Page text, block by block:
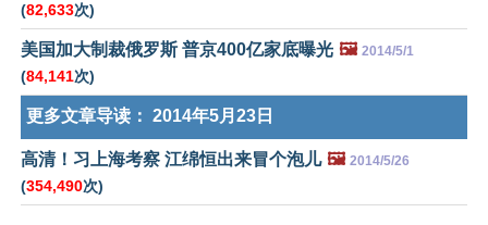
(82,633次)
美国加大制裁俄罗斯 普京400亿家底曝光 🖼️ 2014/5/1
(84,141次)
更多文章导读： 2014年5月23日
高清！习上海考察 江绵恒出来冒个泡儿 🖼️ 2014/5/26
(354,490次)